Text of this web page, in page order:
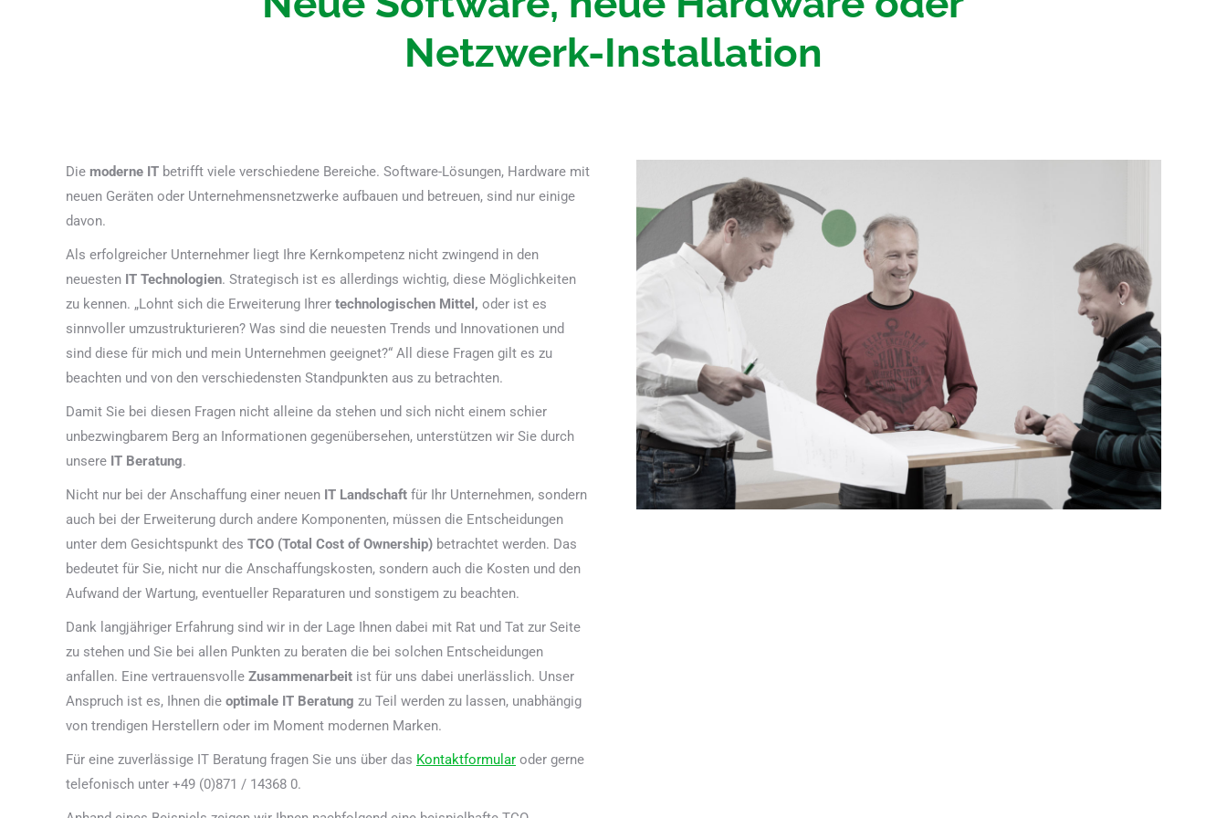
Netzwerk-Installation
Die moderne IT betrifft viele verschiedene Bereiche. Software-Lösungen, Hardware mit
neuen Geräten oder Unternehmensnetzwerke aufbauen und betreuen, sind nur einige
davon.
Als erfolgreicher Unternehmer liegt Ihre Kernkompetenz nicht zwingend in den
neuesten IT Technologien. Strategisch ist es allerdings wichtig, diese Möglichkeiten
zu kennen. „Lohnt sich die Erweiterung Ihrer technologischen Mittel, oder ist es
sinnvoller umzustrukturieren? Was sind die neuesten Trends und Innovationen und
sind diese für mich und mein Unternehmen geeignet?“ All diese Fragen gilt es zu
beachten und von den verschiedensten Standpunkten aus zu betrachten.
Damit Sie bei diesen Fragen nicht alleine da stehen und sich nicht einem schier
unbezwingbarem Berg an Informationen gegenübersehen, unterstützen wir Sie durch
unsere IT Beratung.
Nicht nur bei der Anschaffung einer neuen IT Landschaft für Ihr Unternehmen, sondern
auch bei der Erweiterung durch andere Komponenten, müssen die Entscheidungen
unter dem Gesichtspunkt des TCO (Total Cost of Ownership) betrachtet werden. Das
bedeutet für Sie, nicht nur die Anschaffungskosten, sondern auch die Kosten und den
Aufwand der Wartung, eventueller Reparaturen und sonstigem zu beachten.
Dank langjähriger Erfahrung sind wir in der Lage Ihnen dabei mit Rat und Tat zur Seite
zu stehen und Sie bei allen Punkten zu beraten die bei solchen Entscheidungen
anfallen. Eine vertrauensvolle Zusammenarbeit ist für uns dabei unerlässlich. Unser
Anspruch ist es, Ihnen die optimale IT Beratung zu Teil werden zu lassen, unabhängig
von trendigen Herstellern oder im Moment modernen Marken.
Für eine zuverlässige IT Beratung fragen Sie uns über das Kontaktformular oder gerne
telefonisch unter +49 (0)871 / 14368 0.